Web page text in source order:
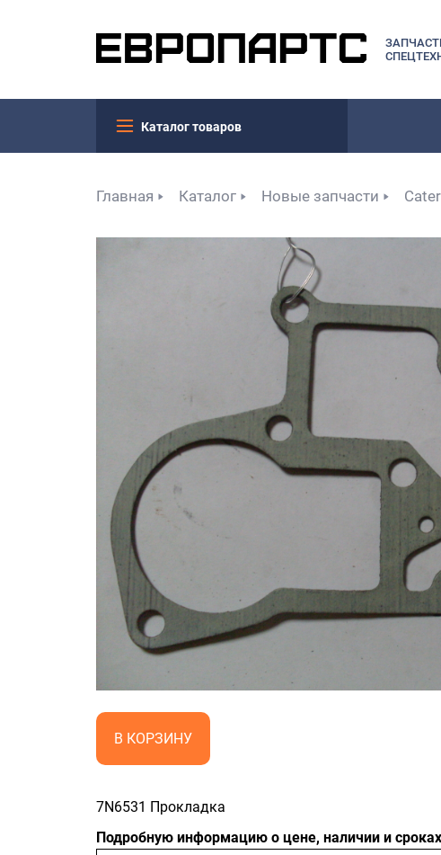
Каталог товаров
Главная Каталог Новые запчасти
В КОРЗИНУ
7N6531 Прокладка
Подробную информацию о цене, наличии и